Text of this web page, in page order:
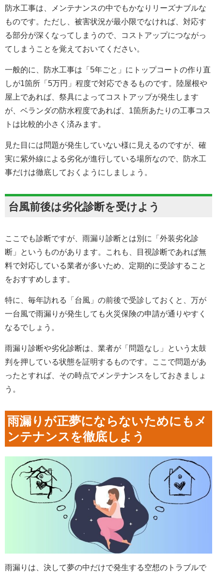
防水工事は、メンテナンスの中でもかなりリーズナブルな
ものです。ただし、被害状況が最小限でなければ、対応す
る部分が深くなってしまうので、コストアップにつながっ
てしまうことを覚えておいてください。
一般的に、防水工事は「5年ごと」にトップコートの作り直
しが1箇所「5万円」程度で対応できるものです。陸屋根や
屋上であれば、祭具によってコストアップが発生します
が、ベランダの防水程度であれば、1箇所あたりの工事コス
トは比較的小さく済みます。
見た目には問題が発生していない様に見えるのですが、確
実に紫外線による劣化が進行している場所なので、防水工
事だけは徹底しておくようにしましょう。
台風前後は劣化診断を受けよう
ここでも診断ですが、雨漏り診断とは別に「外装劣化診
断」というものがあります。これも、目視診断であれば無
料で対応している業者が多いため、定期的に受診すること
をおすすめします。
特に、毎年訪れる「台風」の前後で受診しておくと、万が
一台風で雨漏りが発生しても火災保険の申請が通りやすく
なるでしょう。
雨漏り診断や劣化診断は、業者が「問題なし」という太鼓
判を押している状態を証明するものです。ここで問題があ
ったとすれば、その時点でメンテナンスをしておきましょ
う。
雨漏りが正夢にならないためにもメ
ンテナンスを徹底しよう
雨漏りは、決して夢の中だけで発生する空想のトラブルで